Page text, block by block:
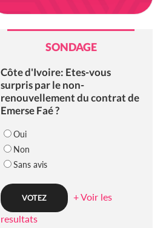
SONDAGE
Côte d'Ivoire: Etes-vous
surpris par le non-
renouvellement du contrat de
Emerse Faé ?
Oui
Non
Sans avis
+ Voir les
resultats